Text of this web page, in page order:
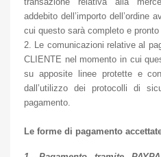
addebito dell’importo dell’ordine
cui questo sarà completo e
2. Le comunicazioni relative al
CLIENTE nel momento in cui
su apposite linee protette e
dall’utilizzo dei protocolli di
pagamento.
Le forme di pagamento